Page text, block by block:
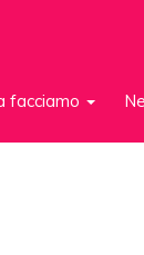
facciamo